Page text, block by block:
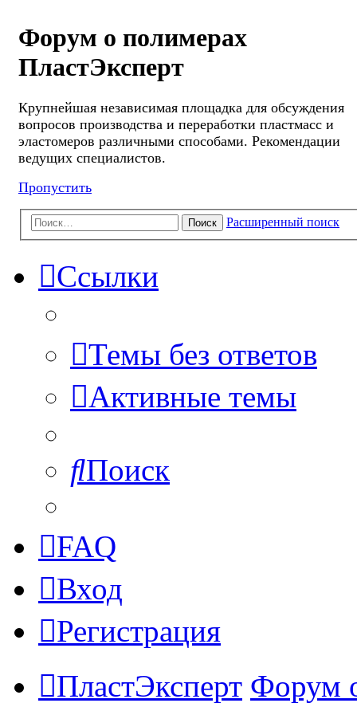
Форум о полимерах
ПластЭксперт
Крупнейшая независимая площадка для обсуждения
вопросов производства и переработки пластмасс и
эластомеров различными способами. Рекомендации
ведущих специалистов.
Пропустить
Поиск Расширенный поиск
Ссылки
Темы без ответов
Активные темы
Поиск
FAQ
Вход
Регистрация
ПластЭксперт Форум